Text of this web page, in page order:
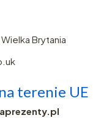
Brytania
terenie UE